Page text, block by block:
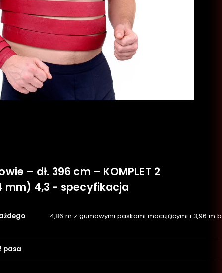
– dł. 396 cm – KOMPLET 2
mm) 4,3 - specyfikacja
4,86 m z gumowymi paskami mocującymi i 3,96 m
pasa